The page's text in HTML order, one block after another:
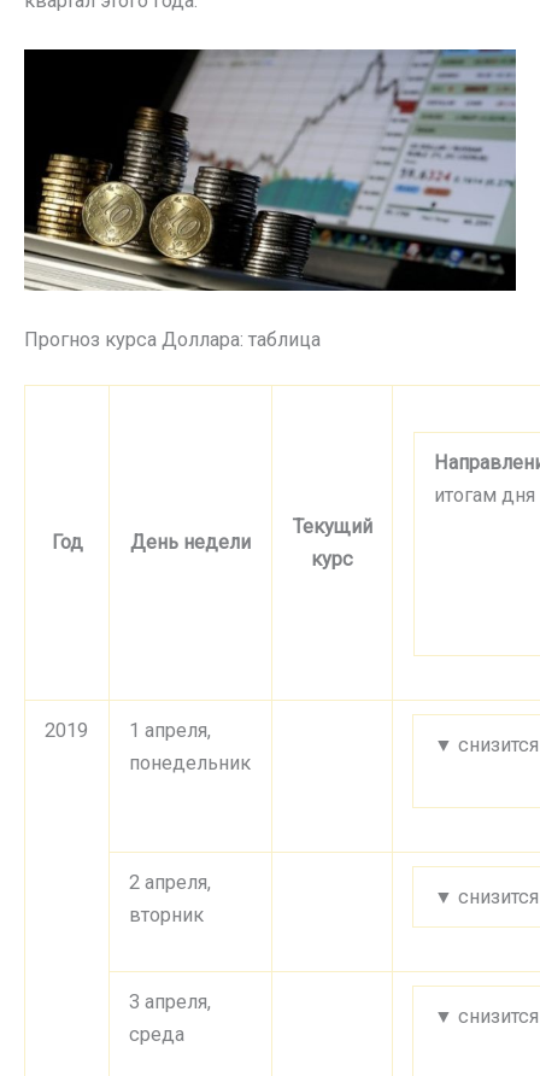
Прогноз курса Доллара: таблица
Год День недели
Текущий
курс
итогам дня
2019
1 апреля,
понедельник
▼ снизится
2 апреля,
вторник
▼ снизится
3 апреля,
среда
▼ снизится